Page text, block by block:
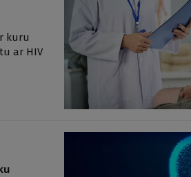
kuru
ar HIV